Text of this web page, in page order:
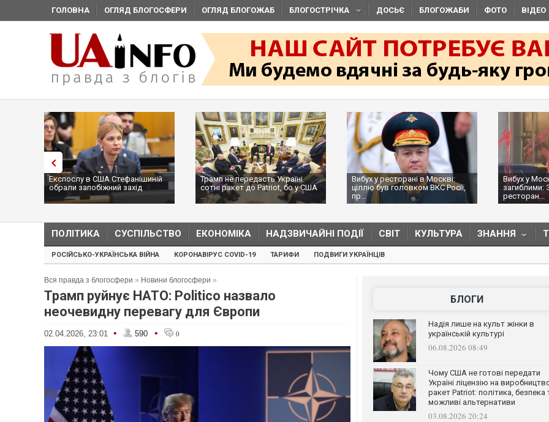
ГОЛОВНА ОГЛЯД БЛОГОСФЕРИ ОГЛЯД БЛОГОЖАБ БЛОГОСТРІЧКА ДОСЬЄ БЛОГОЖАБИ ФОТО ВІДЕО
Експослу в США Стефанішиній
обрали запобіжний захід
Трамп не передасть Україні
сотні ракет до Patriot, бо у США
...
Вибух у ресторані в Москві:
ціллю був головком ВКС Росії,
пр...
Вибух у
загиблими:
ресторан...
ПОЛІТИКА СУСПІЛЬСТВО ЕКОНОМІКА НАДЗВИЧАЙНІ ПОДІЇ СВІТ КУЛЬТУРА ЗНАННЯ
РОСІЙСЬКО-УКРАЇНСЬКА ВІЙНА КОРОНАВІРУС COVID-19 ТАРИФИ ПОДВИГИ УКРАЇНЦІВ
Вся правда з блогосфери » Новини блогосфери »
Трамп руйнує НАТО: Politico назвало
неочевидну перевагу для Європи
02.04.2026, 23:01 • 590 • 0
БЛОГИ
Надія лише на культ жінки в
українській культурі
06.08.2026 08:49
Чому США не готові передати
Україні ліцензію на
ракет Patriot: політика, безпека
можливі альтернативи
03.08.2026 20:24